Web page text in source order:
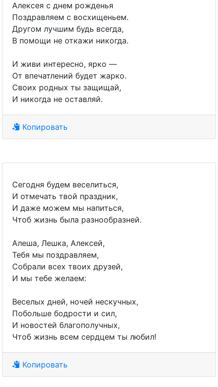
Алексея с днем рожденья
Поздравляем с восхищеньем.
Другом лучшим будь всегда,
В помощи не откажи никогда.
И живи интересно, ярко —
От впечатлений будет жарко.
Своих родных ты защищай,
И никогда не оставляй.
Копировать
Сегодня будем веселиться,
И отмечать твой праздник,
И даже можем мы напиться,
Чтоб жизнь была разнообразней.
Алеша, Лешка, Алексей,
Тебя мы поздравляем,
Собрали всех твоих друзей,
И мы тебе желаем:
Веселых дней, ночей нескучных,
Побольше бодрости и сил,
И новостей благополучных,
Чтоб жизнь всем сердцем ты любил!
Копировать